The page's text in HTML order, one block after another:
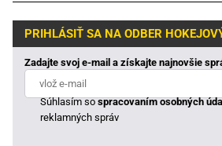
PRIHLÁSIŤ SA NA ODBER
Zadajte svoj e-mail a získajte najnovšie
Súhlasím sospracovaním osobných
reklamných správ